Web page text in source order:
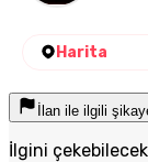
Harita
İlan ile ilgili
İlgini